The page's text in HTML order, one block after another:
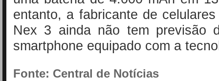
entanto, a fabricante de
Nex 3 ainda não tem previsão
smartphone equipado com a
Fonte: Central de Notícias